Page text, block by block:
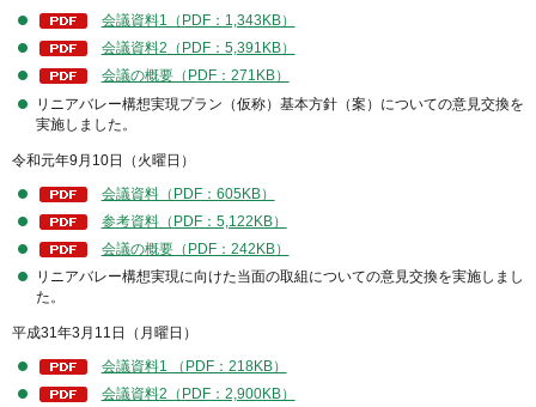
会議資料1（PDF：1,343KB）
会議資料2（PDF：5,391KB）
会議の概要（PDF：271KB）
リニアバレー構想実現プラン（仮称）基本方針（案）についての意見交換を
実施しました。
令和元年9月10日（火曜日）
会議資料（PDF：605KB）
参考資料（PDF：5,122KB）
会議の概要（PDF：242KB）
リニアバレー構想実現に向けた当面の取組についての意見交換を実施しまし
た。
平成31年3月11日（月曜日）
会議資料1 （PDF：218KB）
会議資料2（PDF：2,900KB）